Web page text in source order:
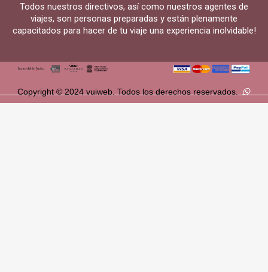
Todos nuestros directivos, así como nuestros agentes de
viajes, son personas preparadas y están plenamente
capacitados para hacer de tu viaje una experiencia inolvidable!
Copyright © 2024 vuiweb. Todos los derechos reservados.